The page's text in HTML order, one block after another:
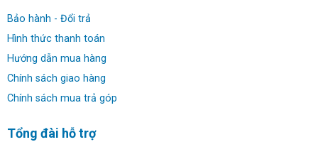
Bảo hành - Đổi trả
Hình thức thanh toán
Hướng dẫn mua hàng
Chính sách giao hàng
Chính sách mua trả góp
Tổng đài hỗ trợ